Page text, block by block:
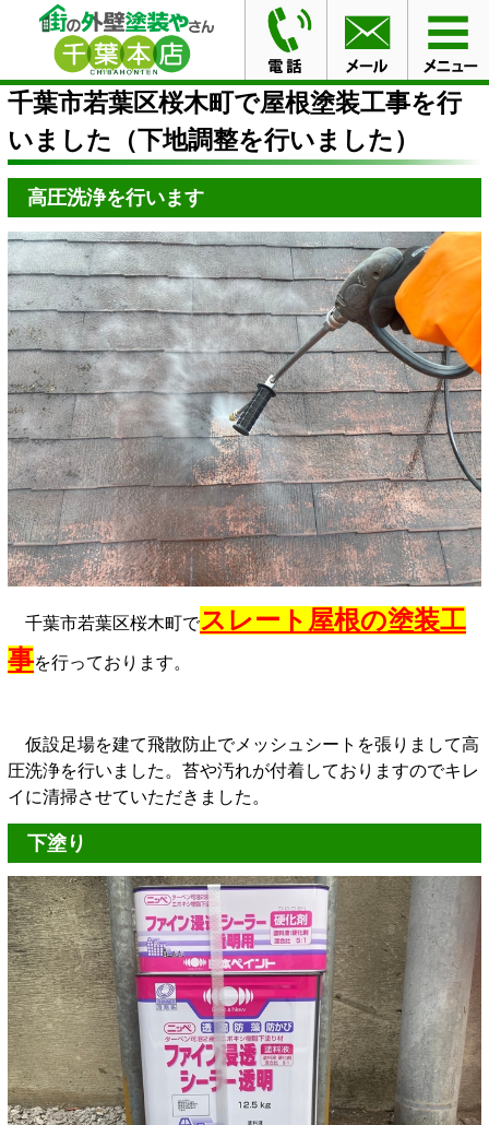
HOME ブログ
千葉市若葉区桜木町で屋根塗装工事を行
いました（下地調整を行いました）
千葉市若葉区桜木町で屋根塗装工事を行
いました（下地調整を行いました）
高圧洗浄を行います
千葉市若葉区桜木町でスレート屋根の塗装工
事を行っております。
仮設足場を建て飛散防止でメッシュシートを張りまして高
圧洗浄を行いました。苔や汚れが付着しておりますのでキレ
イに清掃させていただきました。
下塗り